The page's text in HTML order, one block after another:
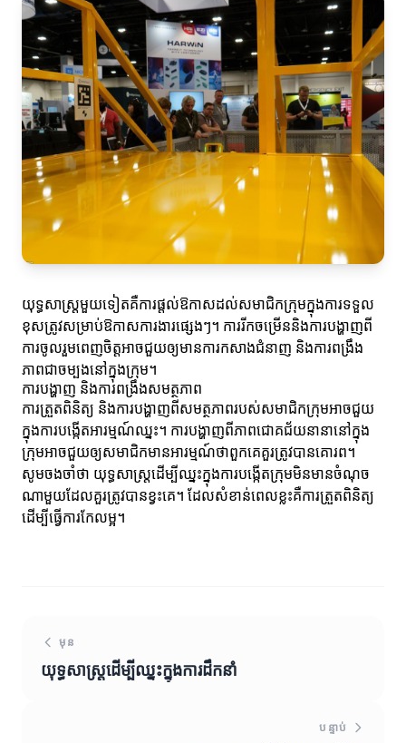
យុទ្ធសាស្រ្តមួយទៀតគឺការផ្តល់ឱកាសដល់សមាជិកក្រុមក្នុងការទទួល
ខុសត្រូវសម្រាប់ឱកាសការងារផ្សេងៗ។ ការរីកចម្រើននិងការបង្ហាញពី
ការចូលរួមពេញចិត្តអាចជួយឲ្យមានការកសាងជំនាញ និងការពង្រឹង
ភាពជាចម្បងនៅក្នុងក្រុម។
ការបង្ហាញ និងការពង្រឹងសមត្ថភាព
ការត្រួតពិនិត្យ និងការបង្ហាញពីសមត្ថភាពរបស់សមាជិកក្រុមអាចជួយ
ក្នុងការបង្កើតអារម្មណ៍ឈ្នះ។ ការបង្ហាញពីភាពជោគជ័យនានានៅក្នុង
ក្រុមអាចជួយឲ្យសមាជិកមានអារម្មណ៍ថាពួកគេគួរត្រូវបានគោរព។
សូមចងចាំថា យុទ្ធសាស្រ្តដើម្បីឈ្នះក្នុងការបង្កើតក្រុមមិនមានចំណុច
ណាមួយដែលគួរត្រូវបានខ្វះគេ។ ដែលសំខាន់ពេលខ្លះគឺការត្រួតពិនិត្យ
ដើម្បីធ្វើការកែលម្អ។
មុន
យុទ្ធសាស្រ្តដើម្បីឈ្នះក្នុងការដឹកនាំ
បន្ទាប់